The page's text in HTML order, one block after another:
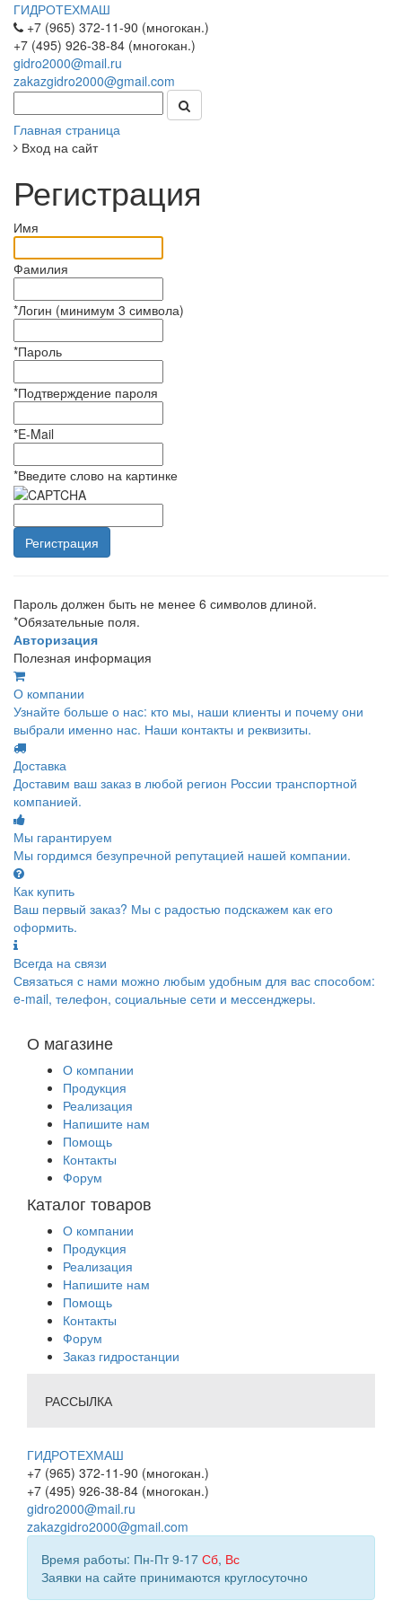
ГИДРОТЕХМАШ
+7 (965) 372-11-90 (многокан.)
+7 (495) 926-38-84 (многокан.)
gidro2000@mail.ru
zakazgidro2000@gmail.com
Главная страница
Вход на сайт
Регистрация
Имя
Фамилия
*Логин (минимум 3 символа)
*Пароль
*Подтверждение пароля
*E-Mail
*Введите слово на картинке
Пароль должен быть не менее 6 символов длиной.
*Обязательные поля.
Авторизация
Полезная информация
О компании
Узнайте больше о нас: кто мы, наши клиенты и почему они
выбрали именно нас. Наши контакты и реквизиты.
Доставка
Доставим ваш заказ в любой регион России транспортной
компанией.
Мы гарантируем
Мы гордимся безупречной репутацией нашей компании.
Как купить
Ваш первый заказ? Мы с радостью подскажем как его
оформить.
Всегда на связи
Связаться с нами можно любым удобным для вас способом:
e-mail, телефон, социальные сети и мессенджеры.
О магазине
О компании
Продукция
Реализация
Напишите нам
Помощь
Контакты
Форум
Каталог товаров
О компании
Продукция
Реализация
Напишите нам
Помощь
Контакты
Форум
Заказ гидростанции
РАССЫЛКА
ГИДРОТЕХМАШ
+7 (965) 372-11-90 (многокан.)
+7 (495) 926-38-84 (многокан.)
gidro2000@mail.ru
zakazgidro2000@gmail.com
Время работы: Пн-Пт 9-17 Сб, Вс
Заявки на сайте принимаются круглосуточно